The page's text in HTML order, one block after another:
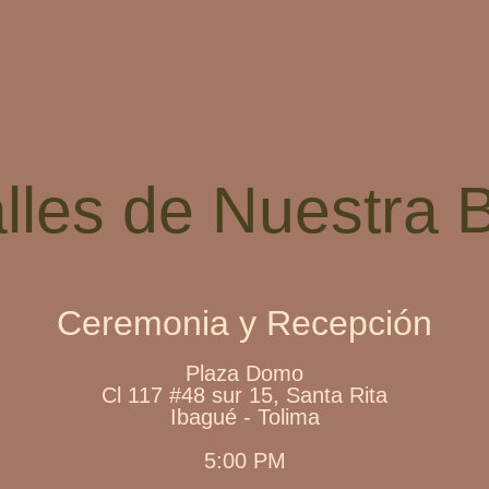
de Nuestra
Ceremonia y Recepción
Plaza Domo
Cl 117 #48 sur 15, Santa Rita
Ibagué - Tolima
5:00 PM